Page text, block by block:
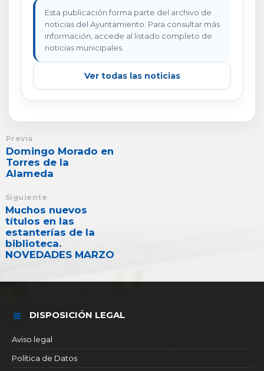
Esta publicación forma parte del archivo de
noticias del Ayuntamiento. Para consultar más
información, accede al listado completo de
noticias municipales.
Ver todas las noticias
Previa
Domingo Morado en
Torres de la
Alameda
Siguiente
Muchos nuevos
títulos en las
estanterías de la
biblioteca.
NOVEDADES MARZO
DISPOSICIÓN LEGAL
Aviso legal
Política de Datos